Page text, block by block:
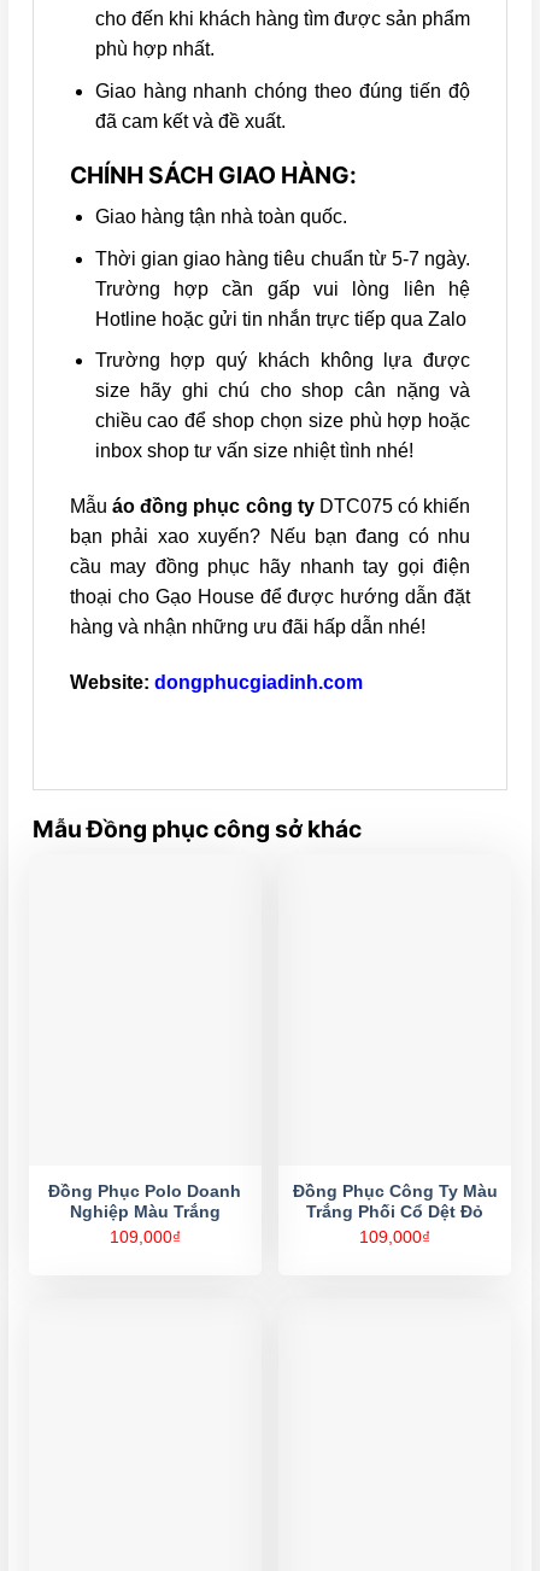
cho đến khi khách hàng tìm được sản phẩm
phù hợp nhất.
Giao hàng nhanh chóng theo đúng tiến độ
đã cam kết và đề xuất.
CHÍNH SÁCH GIAO HÀNG:
Giao hàng tận nhà toàn quốc.
Thời gian giao hàng tiêu chuẩn từ 5-7 ngày.
Trường hợp cần gấp vui lòng liên hệ
Hotline hoặc gửi tin nhắn trực tiếp qua Zalo
Trường hợp quý khách không lựa được
size hãy ghi chú cho shop cân nặng và
chiều cao để shop chọn size phù hợp hoặc
inbox shop tư vấn size nhiệt tình nhé!
Mẫu áo đồng phục công tyDTC075 có khiến
bạn phải xao xuyến? Nếu bạn đang có nhu
cầu may đồng phục hãy nhanh tay gọi điện
thoại cho Gạo House để được hướng dẫn đặt
hàng và nhận những ưu đãi hấp dẫn nhé!
Website: dongphucgiadinh.com
Mẫu Đồng phục công sở khác
Đồng Phục Polo Doanh
Nghiệp Màu Trắng
109,000₫
Đồng Phục Công Ty Màu
Trắng Phối Cổ Dệt Đỏ
109,000₫